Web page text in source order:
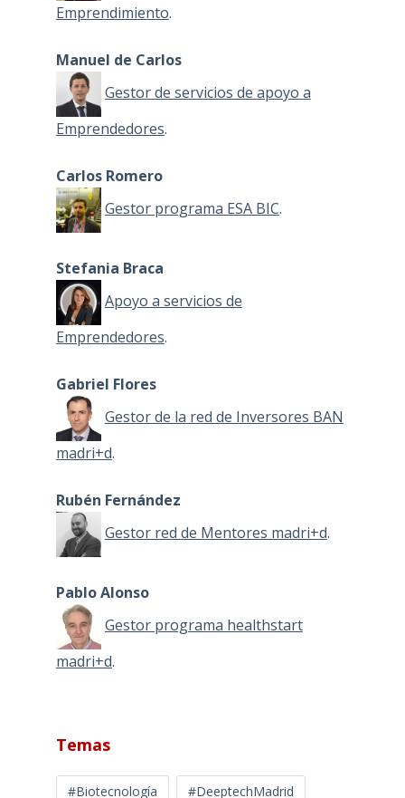
Emprendimiento.
Manuel de Carlos
Gestor de servicios de apoyo a
Emprendedores.
Carlos Romero
Gestor programa ESA BIC.
Stefania Braca
Apoyo a servicios de
Emprendedores.
Gabriel Flores
Gestor de la red de Inversores BAN
madri+d.
Rubén Fernández
Gestor red de Mentores madri+d.
Pablo Alonso
Gestor programa healthstart
madri+d.
Temas
#Biotecnología #DeeptechMadrid